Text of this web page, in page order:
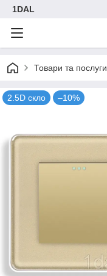
1DAL
Товари та послуги
2.5D скло –10%